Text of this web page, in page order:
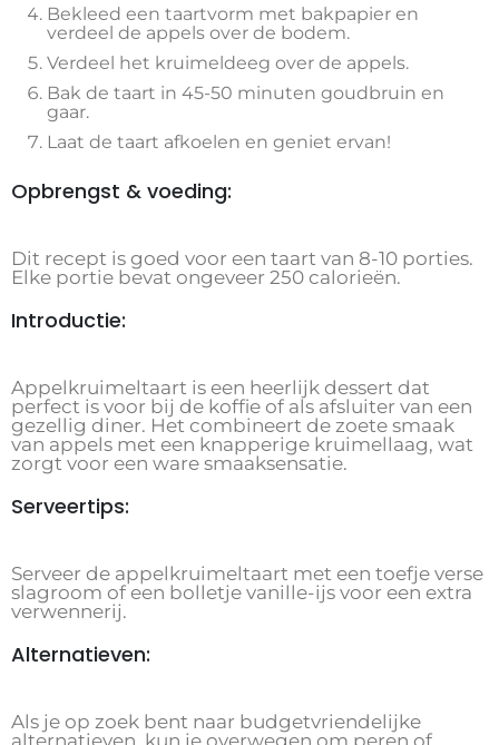
Bekleed een taartvorm met bakpapier en
verdeel de appels over de bodem.
Verdeel het kruimeldeeg over de appels.
Bak de taart in 45-50 minuten goudbruin en
gaar.
Laat de taart afkoelen en geniet ervan!
Opbrengst & voeding:
Dit recept is goed voor een taart van 8-10 porties.
Elke portie bevat ongeveer 250 calorieën.
Introductie:
Appelkruimeltaart is een heerlijk dessert dat
perfect is voor bij de koffie of als afsluiter van een
gezellig diner. Het combineert de zoete smaak
van appels met een knapperige kruimellaag, wat
zorgt voor een ware smaaksensatie.
Serveertips:
Serveer de appelkruimeltaart met een toefje verse
slagroom of een bolletje vanille-ijs voor een extra
verwennerij.
Alternatieven:
Als je op zoek bent naar budgetvriendelijke